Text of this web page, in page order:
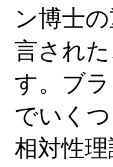
ン博士
言され
す。ブ
でいく
相対性